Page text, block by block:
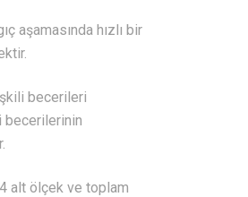
aşamasında hızlı bir
becerileri
becerilerinin
alt ölçek ve toplam